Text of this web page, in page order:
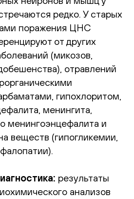
редко. У старых
поражения ЦНС
от других
(микозов,
отравлений
гипохлоритом,
менингита,
менингоэнцефалита и
веществ (гипогликемии,
результаты
анализов